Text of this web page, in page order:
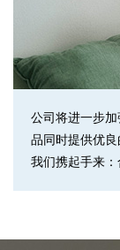
公司将进一步
品同时提供优
我们携起手来：